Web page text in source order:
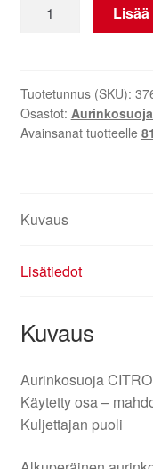
Citroën
Pluriel
vasen
8143GA
Tuotetunnus (SKU):
Osastot:
Avainsanat tuotteelle
Kuvaus
Lisätiedot
Kuvaus
Aurinkosuoja
Käytetty osa –
Kuljettajan puoli